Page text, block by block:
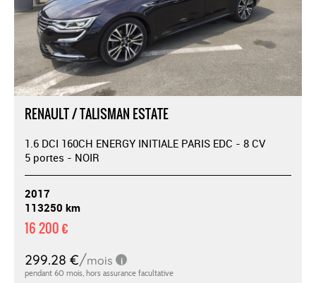
RENAULT / TALISMAN ESTATE
1.6 DCI 160CH ENERGY INITIALE PARIS EDC - 8 CV
5 portes - NOIR
2017
113250 km
16 200 €